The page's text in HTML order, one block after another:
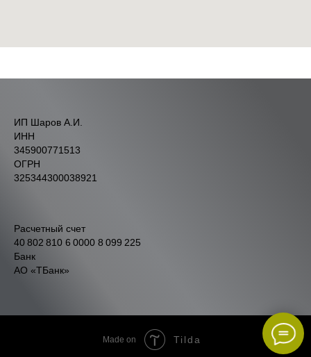
ИП Шаров А.И.
ИНН
345900771513
ОГРН
325344300038921
Расчетный счет
40 802 810 6 0000 8 099 225
Банк
АО «ТБанк»
Made on Tilda